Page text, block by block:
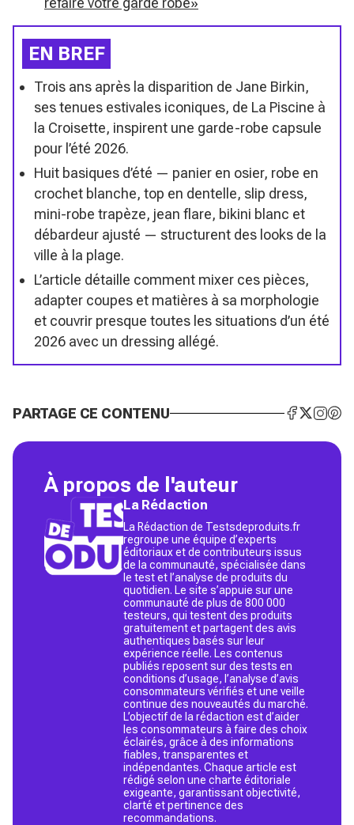
EN BREF
Trois ans après la disparition de Jane Birkin,
ses tenues estivales iconiques, de La Piscine à
la Croisette, inspirent une garde-robe capsule
pour l’été 2026.
Huit basiques d’été — panier en osier, robe en
crochet blanche, top en dentelle, slip dress,
mini-robe trapèze, jean flare, bikini blanc et
débardeur ajusté — structurent des looks de la
ville à la plage.
L’article détaille comment mixer ces pièces,
adapter coupes et matières à sa morphologie
et couvrir presque toutes les situations d’un été
2026 avec un dressing allégé.
PARTAGE CE CONTENU
À propos de l'auteur
La Rédaction
La Rédaction de Testsdeproduits.fr
regroupe une équipe d’experts
éditoriaux et de contributeurs issus
de la communauté, spécialisée dans
le test et l’analyse de produits du
quotidien. Le site s’appuie sur une
communauté de plus de 800 000
testeurs, qui testent des produits
gratuitement et partagent des avis
authentiques basés sur leur
expérience réelle. Les contenus
publiés reposent sur des tests en
conditions d’usage, l’analyse d’avis
consommateurs vérifiés et une veille
continue des nouveautés du marché.
L’objectif de la rédaction est d’aider
les consommateurs à faire des choix
éclairés, grâce à des informations
fiables, transparentes et
indépendantes. Chaque article est
rédigé selon une charte éditoriale
exigeante, garantissant objectivité,
clarté et pertinence des
recommandations.